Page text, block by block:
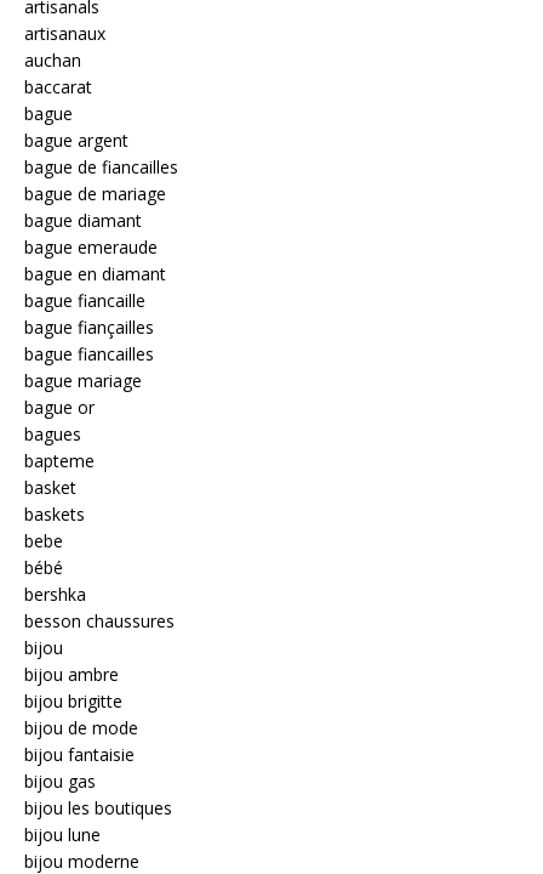
artisanals
artisanaux
auchan
baccarat
bague
bague argent
bague de fiancailles
bague de mariage
bague diamant
bague emeraude
bague en diamant
bague fiancaille
bague fiançailles
bague fiancailles
bague mariage
bague or
bagues
bapteme
basket
baskets
bebe
bébé
bershka
besson chaussures
bijou
bijou ambre
bijou brigitte
bijou de mode
bijou fantaisie
bijou gas
bijou les boutiques
bijou lune
bijou moderne